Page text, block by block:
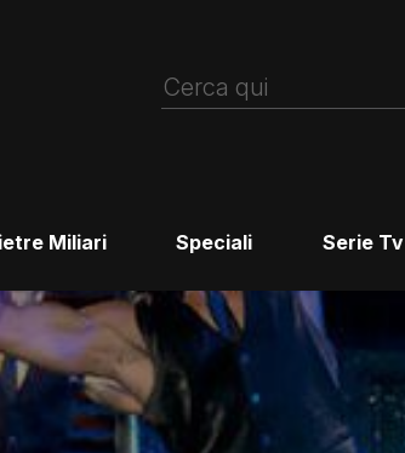
Miliari Speciali Serie Tv